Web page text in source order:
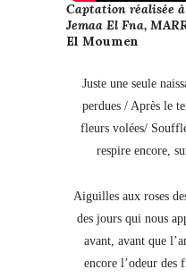
Captation réalisée
Jemaa El Fna,
El Moumen
Juste une seule
perdues / Après le
fleurs volées/
respire encore,
Aiguilles aux roses
des jours qui nous
avant, avant que
encore l’odeur des